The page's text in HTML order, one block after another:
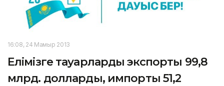
16:08, 24 Мамыр 2013
Елімізге тауарлардың экспорты 99,8
млрд. долларды, импорты 51,2